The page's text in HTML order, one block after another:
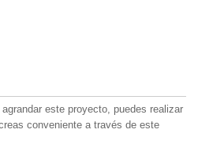
este proyecto, puedes realizar
conveniente a través de este